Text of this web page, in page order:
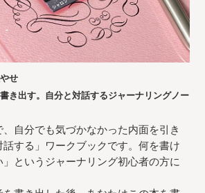
せ
き出す。自分と対話するジャーナリングノー
自分でも気づかなかった内面を引き
する」ワークブックです。何を書け
というジャーナリング初心者の方に